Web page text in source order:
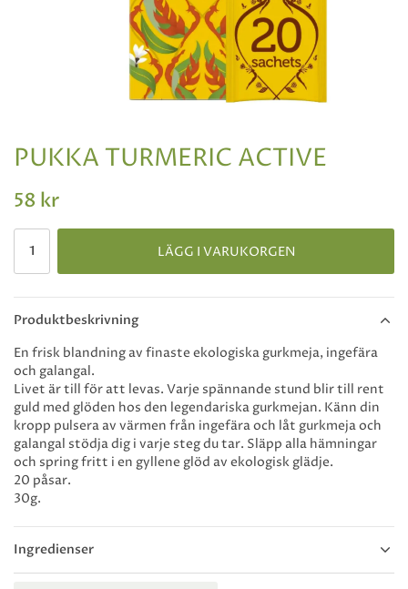
PUKKA TURMERIC ACTIVE
58 kr
LÄGG I VARUKORGEN
Produktbeskrivning
Ingredienser
En frisk blandning av finaste ekologiska gurkmeja, ingefära
och galangal.
Livet är till för att levas. Varje spännande stund blir till rent
guld med glöden hos den legendariska gurkmejan. Känn din
kropp pulsera av värmen från ingefära och låt gurkmeja och
galangal stödja dig i varje steg du tar. Släpp alla hämningar
och spring fritt i en gyllene glöd av ekologisk glädje.
20 påsar.
30g.